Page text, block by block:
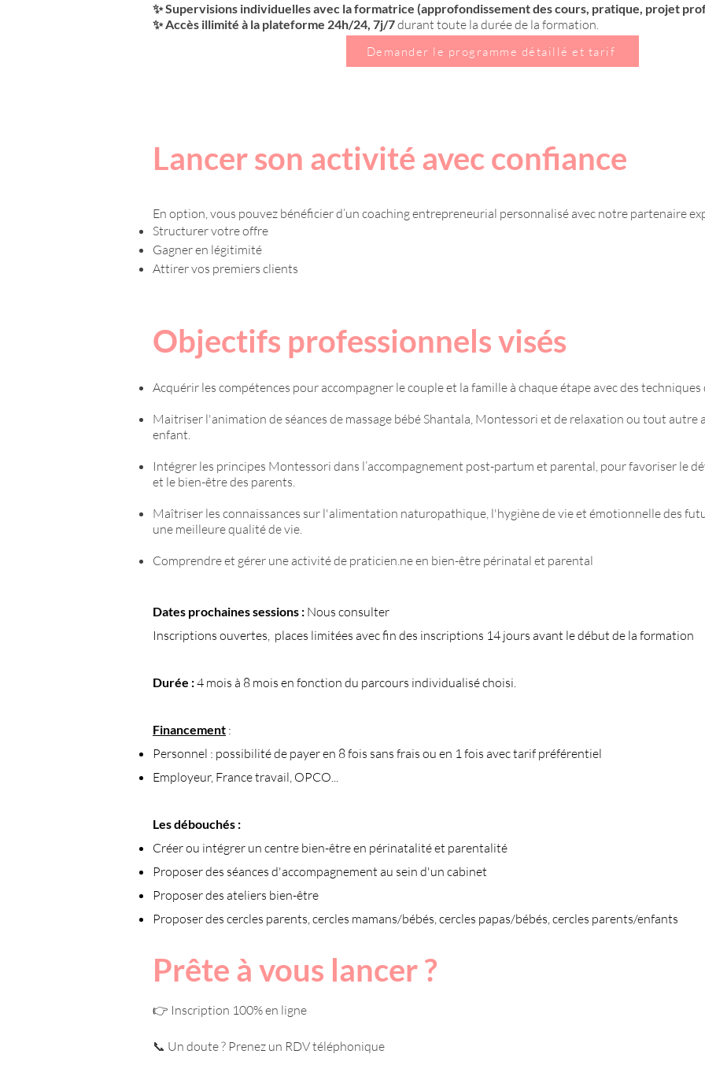
✨ Supervisions individuelles avec la formatrice (approfondissement des cours, pratique, projet
✨ Accès illimité à la plateforme 24h/24, 7j/7durant toute la durée de la formation.
Lancer son activité avec confiance
En option, vous pouvez bénéficier d’un coaching entrepreneurial personnalisé avec notre partenaire
Structurer votre offre
Gagner en légitimité
Attirer vos premiers clients
Objectifs professionnels visés​​​
Acquérir les compétences pour accompagner le couple et la famille à chaque étape avec des
Maitriser l'animation de séances de massage bébé Shantala, Montessori et de relaxation ou tout
enfant.
Intégrer les principes Montessori dans l’accompagnement post-partum et parental, pour favoriser le
et le bien-être des parents.
Maîtriser les connaissances sur l'alimentation naturopathique, l'hygiène de vie et émotionnelle des
une meilleure qualité de vie.
Comprendre et gérer une activité de praticien.ne en bien-être périnatal et parental
Dates prochaines sessions : Nous consulter
Inscriptions ouvertes, places limitées avec fin des inscriptions 14 jours avant le début de la formation
Durée :4 mois à 8 mois en fonction du parcours individualisé choisi.
Financement :
Personnel : possibilité de payer en 8 fois sans frais ou en 1 fois avec tarif préférentiel
Employeur, France travail, OPCO...
Les débouchés :
Créer ou intégrer un centre bien-être en périnatalité et parentalité
Proposer des séances d'accompagnement au sein d'un cabinet
Proposer des ateliers bien-être
Proposer des cercles parents, cercles mamans/bébés, cercles papas/bébés, cercles parents/enfants
Prête à vous lancer ?
👉 Inscription 100% en ligne
📞 Un doute ? Prenez un RDV téléphonique
Demander le programme détaillé et tarif